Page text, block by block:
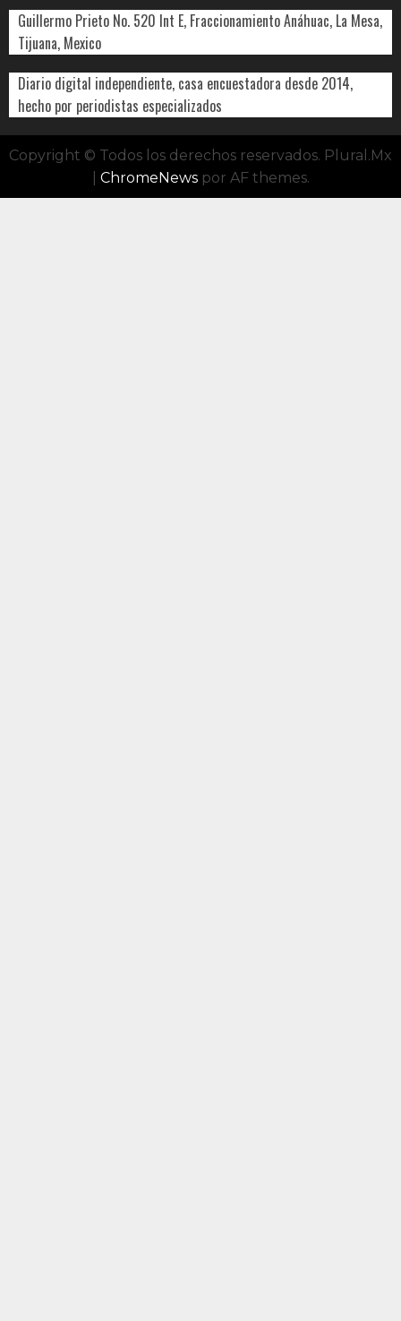
Guillermo Prieto No. 520 Int E, Fraccionamiento Anáhuac, La Mesa,
Tijuana, Mexico
Diario digital independiente, casa encuestadora desde 2014,
hecho por periodistas especializados
Copyright © Todos los derechos reservados. Plural.Mx
ChromeNewspor AF themes.